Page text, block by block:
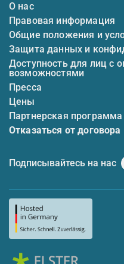
О нас
Правовая информация
Общие положения и
Защита данных и
Доступность для лиц с
возможностями
Пресса
Цены
Партнерская программа
Отказаться от договора
Подписывайтесь на нас